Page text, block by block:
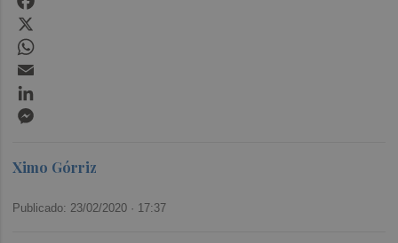
Ximo Górriz
Publicado: 23/02/2020 · 17:37